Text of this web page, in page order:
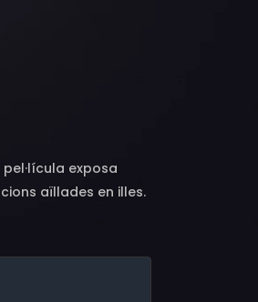
exposa
aïllades en illes.